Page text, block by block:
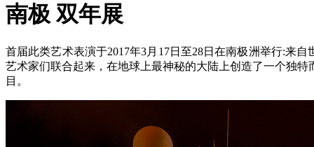
南极 双年展
首届此类艺术表演于2017年3月17日至28日在南极洲举行:来自
艺术家们联合起来，在地球上最神秘的大陆上创造了一个独特
目。